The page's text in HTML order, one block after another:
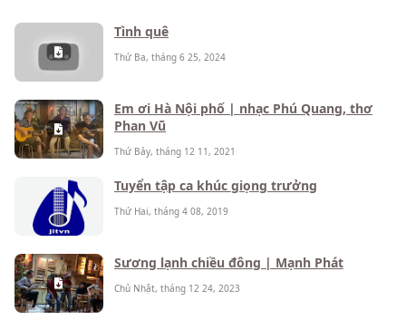
Tình quê
Thứ Ba, tháng 6 25, 2024
Em ơi Hà Nội phố | nhạc Phú Quang, thơ
Phan Vũ
Thứ Bảy, tháng 12 11, 2021
Tuyển tập ca khúc giọng trưởng
Thứ Hai, tháng 4 08, 2019
Sương lạnh chiều đông | Mạnh Phát
Chủ Nhật, tháng 12 24, 2023